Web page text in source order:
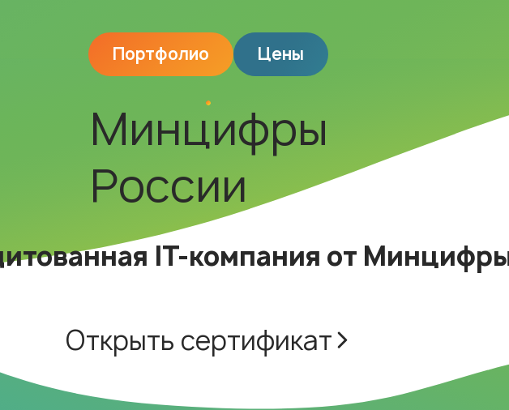
Портфолио Цены
Минцифры
России
IT-компания от
Открыть сертификат